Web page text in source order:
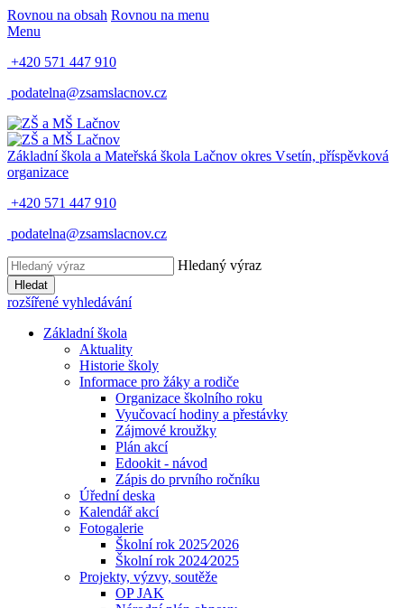
Rovnou na obsah Rovnou na menu
Menu
+420 571 447 910
podatelna@zsamslacnov.cz
Základní škola a Mateřská škola Lačnov okres Vsetín, příspěvková
organizace
+420 571 447 910
podatelna@zsamslacnov.cz
Hledaný výraz
Hledat
rozšířené vyhledávání
Základní škola
Aktuality
Historie školy
Informace pro žáky a rodiče
Organizace školního roku
Vyučovací hodiny a přestávky
Zájmové kroužky
Plán akcí
Edookit - návod
Zápis do prvního ročníku
Úřední deska
Kalendář akcí
Fotogalerie
Školní rok 2025⁄2026
Školní rok 2024⁄2025
Projekty, výzvy, soutěže
OP JAK